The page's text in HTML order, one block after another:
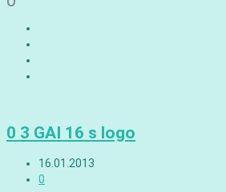
0 3 GAI 16 s logo
16.01.2013
0